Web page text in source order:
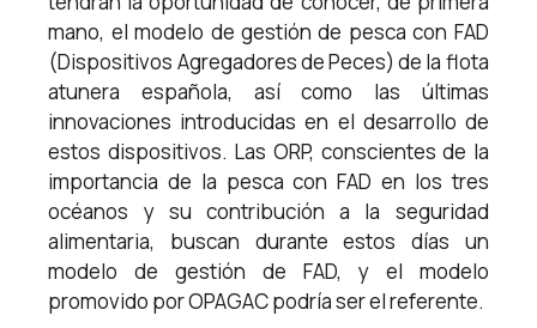
mano, el modelo de gestión de pesca con FAD
(Dispositivos Agregadores de Peces) de la flota
atunera española, así como las últimas
innovaciones introducidas en el desarrollo de
estos dispositivos. Las ORP, conscientes de la
importancia de la pesca con FAD en los tres
océanos y su contribución a la seguridad
alimentaria, buscan durante estos días un
modelo de gestión de FAD, y el modelo
promovido por OPAGAC podría ser el referente.